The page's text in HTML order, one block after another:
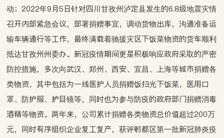
动；2022年9月5日针对四川甘孜州泸定县发生的6.8级地震灾情
召开内部紧急会议，部署捐赠事宜，调动货物出库，沟通准备运
输车辆通行等工作，最终满载着驰援灾区下饭菜物资的货车顺利
抵达甘孜州州委办。新冠疫情期间更是积极响应政府采取的严密
防控措施，多次向武汉、郑州、西安、宜昌、上海等城市捐赠各
类物资，其中包括为一线医护人员捐赠饭扫光下饭菜，医用口
罩、防护服、护目镜等，同时也为参与防疫的政府部门捐赠消毒
酒精等物资。两年来，公司累计捐赠各类物资总价值超过200万
元，同时有序组织企业复工复产，获评郫都区第一批新冠肺炎疫